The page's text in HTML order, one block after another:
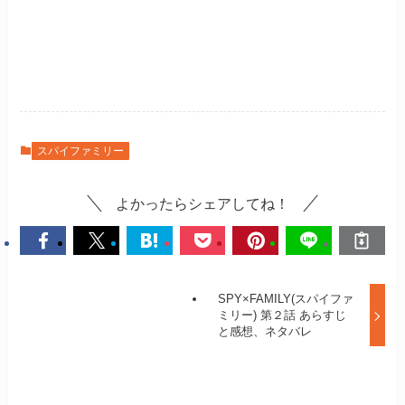
スパイファミリー
よかったらシェアしてね！
SPY×FAMILY(スパイファ
ミリー) 第２話 あらすじ
と感想、ネタバレ